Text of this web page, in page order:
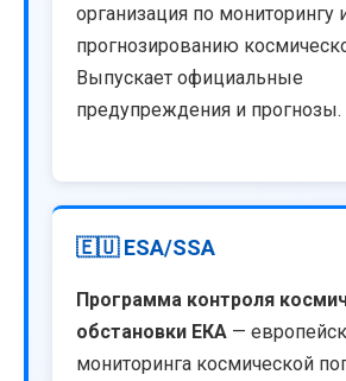
организация по мониторингу
прогнозированию
Выпускает официальные
предупреждения и прогнозы.
🇪🇺 ESA/SSA
Программа контроля
обстановки ЕКА —
мониторинга космической